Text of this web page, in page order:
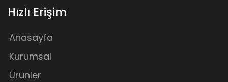
Hızlı Erişim
Anasayfa
Kurumsal
Ürünler